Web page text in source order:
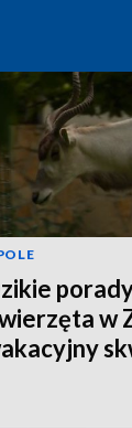
porady
w